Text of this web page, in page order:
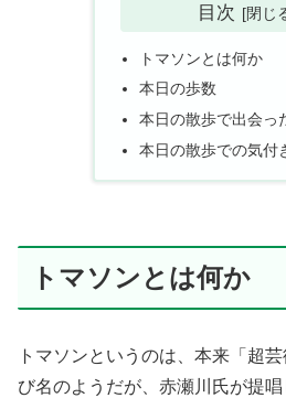
目次
トマソンとは何か
本日の歩数
本日の散歩で出会っ
本日の散歩での気付
トマソンとは何か
トマソンというのは、本来「超
び名のようだが、赤瀬川氏が提